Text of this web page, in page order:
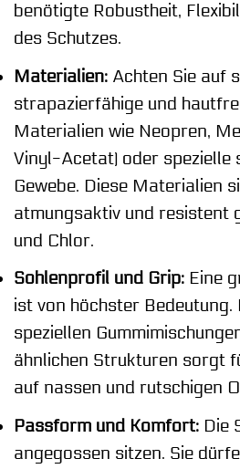
benötigte Robustheit,
des Schutzes.
Materialien: Achten Sie auf
strapazierfähige und
Materialien wie Neopren,
Vinyl-Acetat) oder spezielle
Gewebe. Diese Materialien
atmungsaktiv und resistent
und Chlor.
Sohlenprofil und Grip: Eine
ist von höchster
speziellen
ähnlichen Strukturen sorgt
auf nassen und rutschigen
Passform und Komfort: Die
angegossen sitzen. Sie